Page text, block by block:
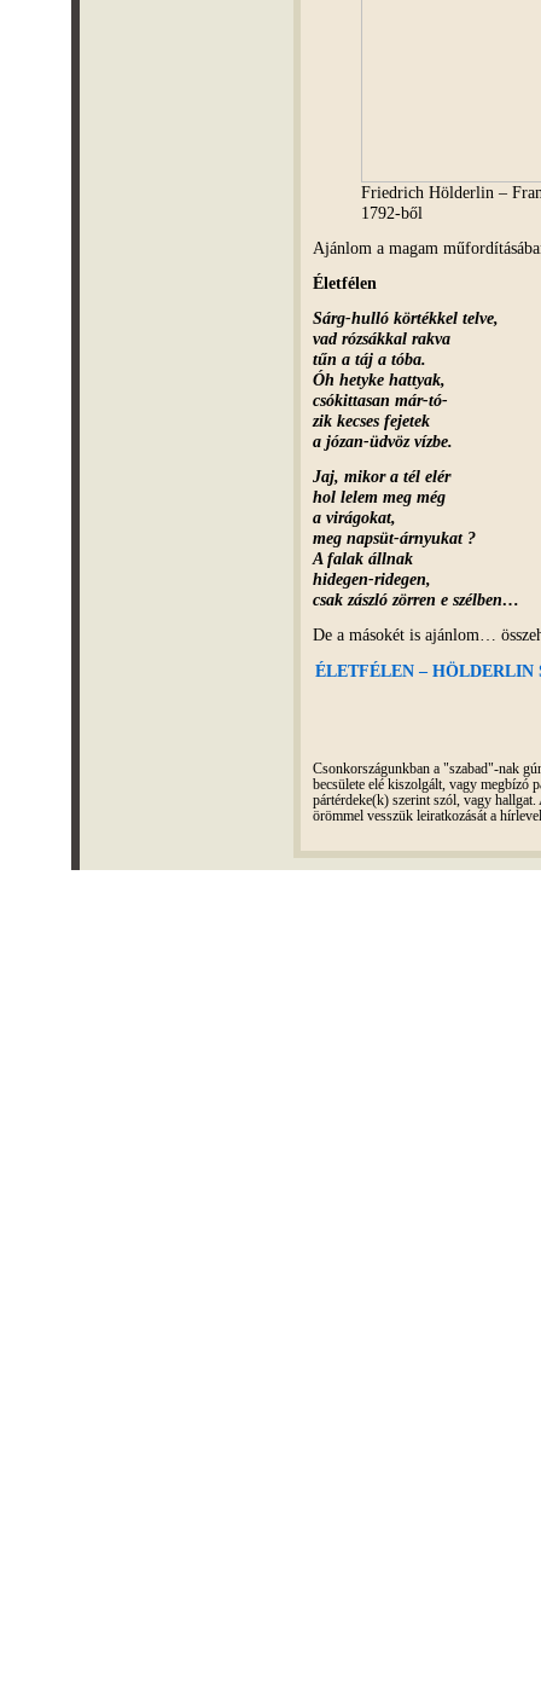
Friedrich Hölderlin –
1792-ből
Ajánlom a magam
Életfélen
Sárg-hulló körtékkel telve,
vad rózsákkal rakva
tűn a táj a tóba.
Óh hetyke hattyak,
csókittasan már-tó-
zik kecses fejetek
a józan-üdvöz vízbe.
Jaj, mikor a tél elér
hol lelem meg még
a virágokat,
meg napsüt-árnyukat ?
A falak állnak
hidegen-ridegen,
csak zászló zörren e szélben…
De a másokét is ajánlom…
ÉLETFÉLEN – HÖLDERLIN
Csonkországunkban a "szabad"-nak
becsülete elé kiszolgált, vagy megbízó
pártérdeke(k) szerint szól, vagy
örömmel vesszük leiratkozását a